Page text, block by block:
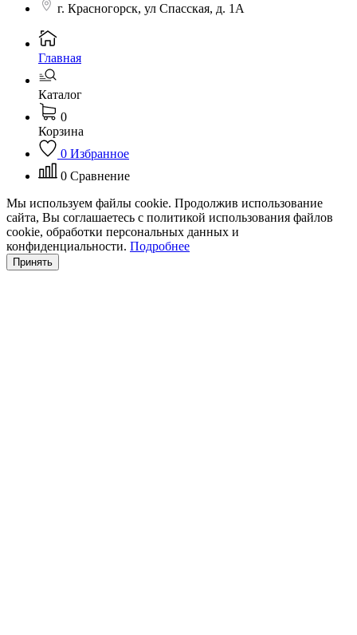
г. Красногорск, ул Спасская, д. 1А
Главная
Каталог
0
Корзина
0 Избранное
0 Сравнение
Мы используем файлы cookie. Продолжив использование
сайта, Вы соглашаетесь с политикой использования файлов
cookie, обработки персональных данных и
конфиденциальности. Подробнее
Принять